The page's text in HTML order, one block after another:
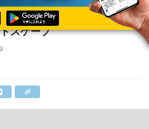
著作権保護コンテンツ配信シ
スケープ